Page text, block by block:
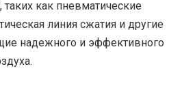
как пневматические
линия сжатия и другие
надежного и эффективного